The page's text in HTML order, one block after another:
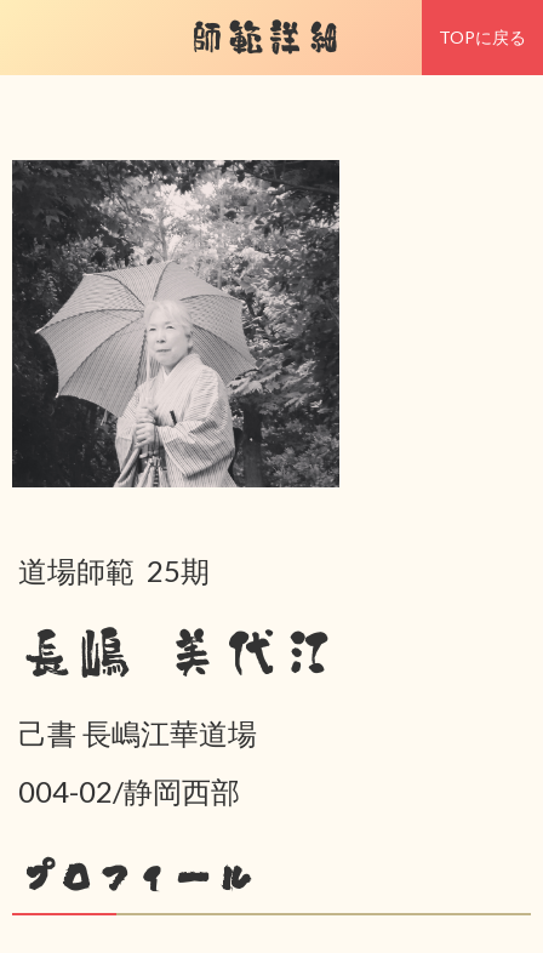
師範詳細 TOPに戻る
道場師範 25期
長嶋 美代江
己書 長嶋江華道場
004-02/静岡西部
プロフィール